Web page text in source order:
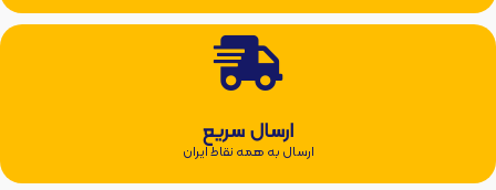
ارسال سریع
ارسال به همه نقاط ایران